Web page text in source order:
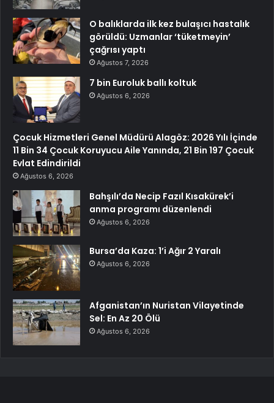
O balıklarda ilk kez bulaşıcı hastalık
görüldü: Uzmanlar ‘tüketmeyin’
çağrısı yaptı
Ağustos 7, 2026
7 bin Euroluk ballı koltuk
Ağustos 6, 2026
Çocuk Hizmetleri Genel Müdürü Alagöz: 2026 Yılı İçinde
11 Bin 34 Çocuk Koruyucu Aile Yanında, 21 Bin 197 Çocuk
Evlat Edindirildi
Ağustos 6, 2026
Bahşılı’da Necip Fazıl Kısakürek’i
anma programı düzenlendi
Ağustos 6, 2026
Bursa’da Kaza: 1’i Ağır 2 Yaralı
Ağustos 6, 2026
Afganistan’ın Nuristan Vilayetinde
Sel: En Az 20 Ölü
Ağustos 6, 2026